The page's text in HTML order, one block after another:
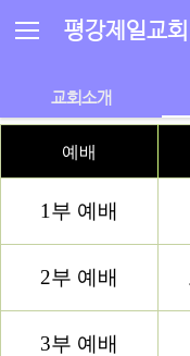
평강제일교회
교회소개
예배
1부 예배
2부 예배
3부 예배